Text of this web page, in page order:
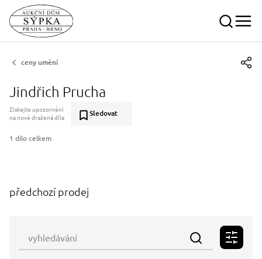
ceny umění
Jindřich Prucha
Získejte upozornění
na nově dražená díla
Sledovat
1 dílo celkem
předchozí prodej